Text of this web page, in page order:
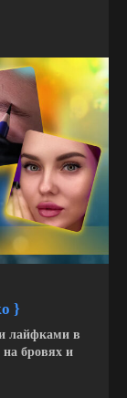
}
лайфками в
на бровях и